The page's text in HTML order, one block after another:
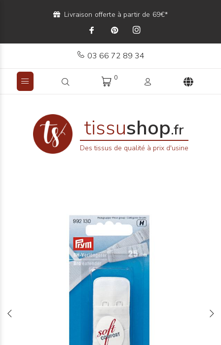
Livraison offerte à partir de 69€*
03 66 72 89 34
0
tissushop.fr
Des tissus de qualité à prix d'usine